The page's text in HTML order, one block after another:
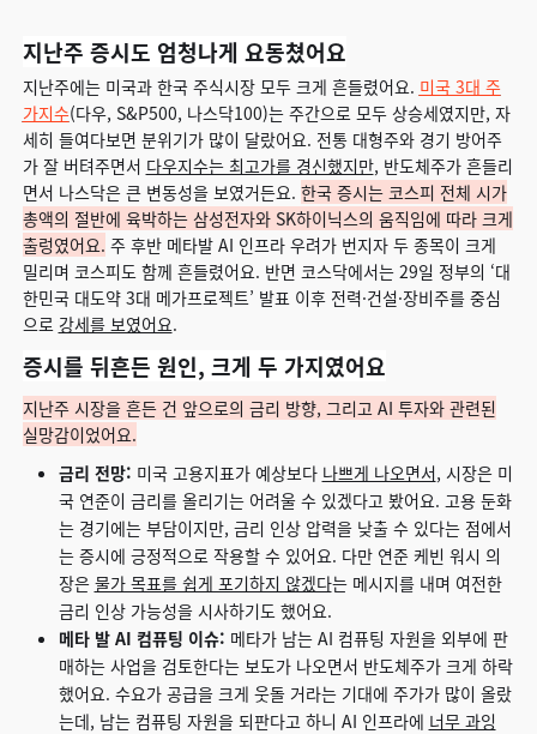
지난주 증시도 엄청나게 요동쳤어요
지난주에는 미국과 한국 주식시장 모두 크게 흔들렸어요. 미국 3대 주
가지수(다우, S&P500, 나스닥100)는 주간으로 모두 상승세였지만, 자
세히 들여다보면 분위기가 많이 달랐어요. 전통 대형주와 경기 방어주
가 잘 버텨주면서 다우지수는 최고가를 경신했지만, 반도체주가 흔들리
면서 나스닥은 큰 변동성을 보였거든요. 한국 증시는 코스피 전체 시가
총액의 절반에 육박하는 삼성전자와 SK하이닉스의 움직임에 따라 크게
출렁였어요. 주 후반 메타발 AI 인프라 우려가 번지자 두 종목이 크게
밀리며 코스피도 함께 흔들렸어요. 반면 코스닥에서는 29일 정부의 ‘대
한민국 대도약 3대 메가프로젝트’ 발표 이후 전력·건설·장비주를 중심
으로 강세를 보였어요.
증시를 뒤흔든 원인, 크게 두 가지였어요
지난주 시장을 흔든 건 앞으로의 금리 방향, 그리고 AI 투자와 관련된
실망감이었어요.
금리 전망: 미국 고용지표가 예상보다 나쁘게 나오면서, 시장은 미
국 연준이 금리를 올리기는 어려울 수 있겠다고 봤어요. 고용 둔화
는 경기에는 부담이지만, 금리 인상 압력을 낮출 수 있다는 점에서
는 증시에 긍정적으로 작용할 수 있어요. 다만 연준 케빈 워시 의
장은 물가 목표를 쉽게 포기하지 않겠다는 메시지를 내며 여전한
금리 인상 가능성을 시사하기도 했어요.
메타 발 AI 컴퓨팅 이슈: 메타가 남는 AI 컴퓨팅 자원을 외부에 판
매하는 사업을 검토한다는 보도가 나오면서 반도체주가 크게 하락
했어요. 수요가 공급을 크게 웃돌 거라는 기대에 주가가 많이 올랐
는데, 남는 컴퓨팅 자원을 되판다고 하니 AI 인프라에 너무 과잉